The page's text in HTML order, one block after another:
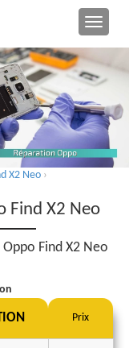
X2 Neo ›
Find X2 Neo
Find X2 Neo
Prix